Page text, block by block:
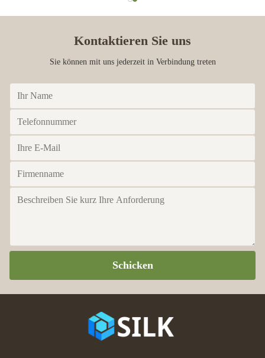
Kontaktieren Sie uns
Sie können mit uns jederzeit in Verbindung treten
Schicken